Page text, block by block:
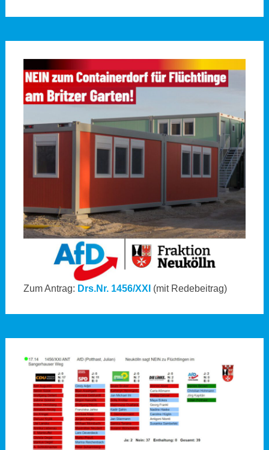
Zum Antrag: Drs.Nr. 1456/XXI (mit Redebeitrag)